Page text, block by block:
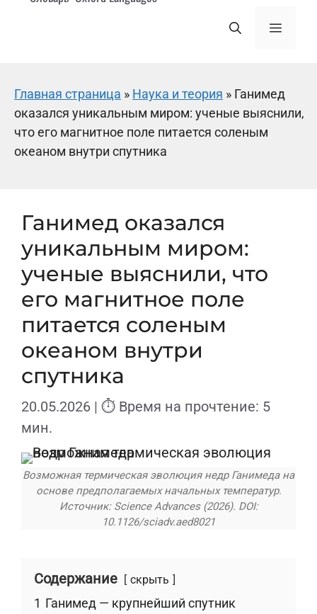
Меню
Главная страница » Наука и теория » Ганимед
оказался уникальным миром: ученые выяснили,
что его магнитное поле питается соленым
океаном внутри спутника
Ганимед оказался
уникальным миром:
ученые выяснили, что
его магнитное поле
питается соленым
океаном внутри
спутника
20.05.2026 | ⏱ Время на прочтение: 5
мин.
Возможная термическая эволюция недр Ганимеда на
основе предполагаемых начальных температур.
Источник: Science Advances (2026). DOI:
10.1126/sciadv.aed8021
Содержание скрыть
1 Ганимед — крупнейший спутник